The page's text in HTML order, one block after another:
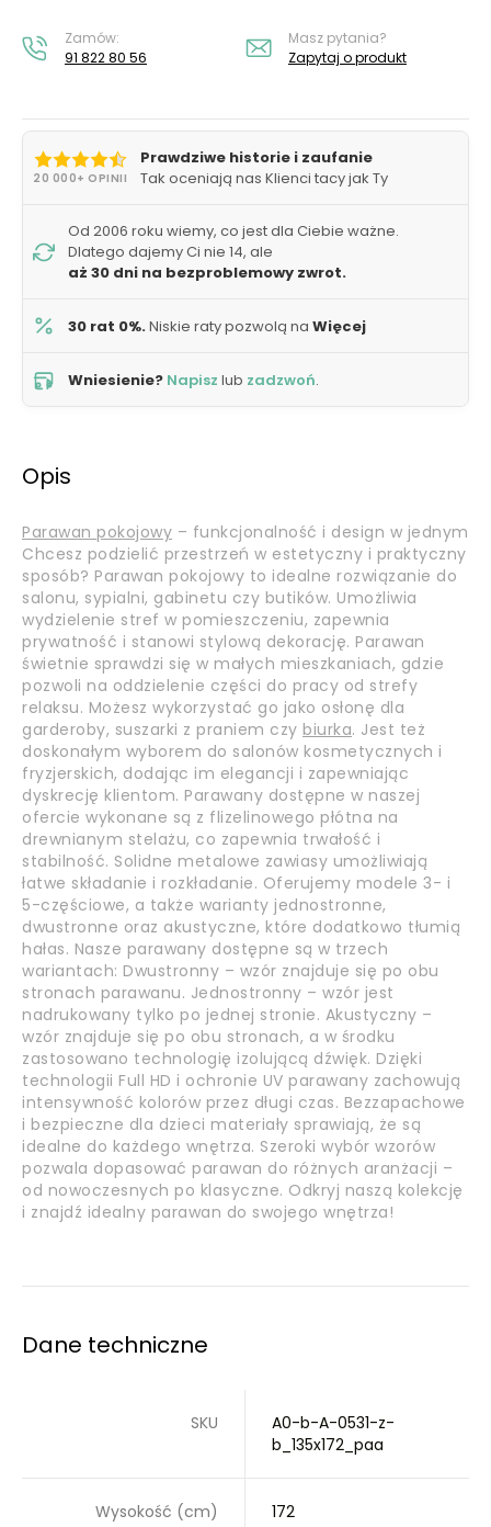
Zamów:
91 822 80 56
Masz pytania?
Zapytaj o produkt
20 000+ OPINII
Prawdziwe historie i zaufanie
Tak oceniają nas Klienci tacy jak Ty
Od 2006 roku wiemy, co jest dla Ciebie ważne.
Dlatego dajemy Ci nie 14, ale
aż 30 dni na bezproblemowy zwrot.
30 rat 0%.Niskie raty pozwolą na Więcej
Wniesienie? Napisz lub zadzwoń.
Opis
Parawan pokojowy – funkcjonalność i design w jednym
Chcesz podzielić przestrzeń w estetyczny i praktyczny
sposób? Parawan pokojowy to idealne rozwiązanie do
salonu, sypialni, gabinetu czy butików. Umożliwia
wydzielenie stref w pomieszczeniu, zapewnia
prywatność i stanowi stylową dekorację. Parawan
świetnie sprawdzi się w małych mieszkaniach, gdzie
pozwoli na oddzielenie części do pracy od strefy
relaksu. Możesz wykorzystać go jako osłonę dla
garderoby, suszarki z praniem czy biurka. Jest też
doskonałym wyborem do salonów kosmetycznych i
fryzjerskich, dodając im elegancji i zapewniając
dyskrecję klientom. Parawany dostępne w naszej
ofercie wykonane są z flizelinowego płótna na
drewnianym stelażu, co zapewnia trwałość i
stabilność. Solidne metalowe zawiasy umożliwiają
łatwe składanie i rozkładanie. Oferujemy modele 3- i
5-częściowe, a także warianty jednostronne,
dwustronne oraz akustyczne, które dodatkowo tłumią
hałas. Nasze parawany dostępne są w trzech
wariantach: Dwustronny – wzór znajduje się po obu
stronach parawanu. Jednostronny – wzór jest
nadrukowany tylko po jednej stronie. Akustyczny –
wzór znajduje się po obu stronach, a w środku
zastosowano technologię izolującą dźwięk. Dzięki
technologii Full HD i ochronie UV parawany zachowują
intensywność kolorów przez długi czas. Bezzapachowe
i bezpieczne dla dzieci materiały sprawiają, że są
idealne do każdego wnętrza. Szeroki wybór wzorów
pozwala dopasować parawan do różnych aranżacji –
od nowoczesnych po klasyczne. Odkryj naszą kolekcję
i znajdź idealny parawan do swojego wnętrza!
Dane techniczne
SKU
A0-b-A-0531-z-
b_135x172_paa
Wysokość (cm) 172